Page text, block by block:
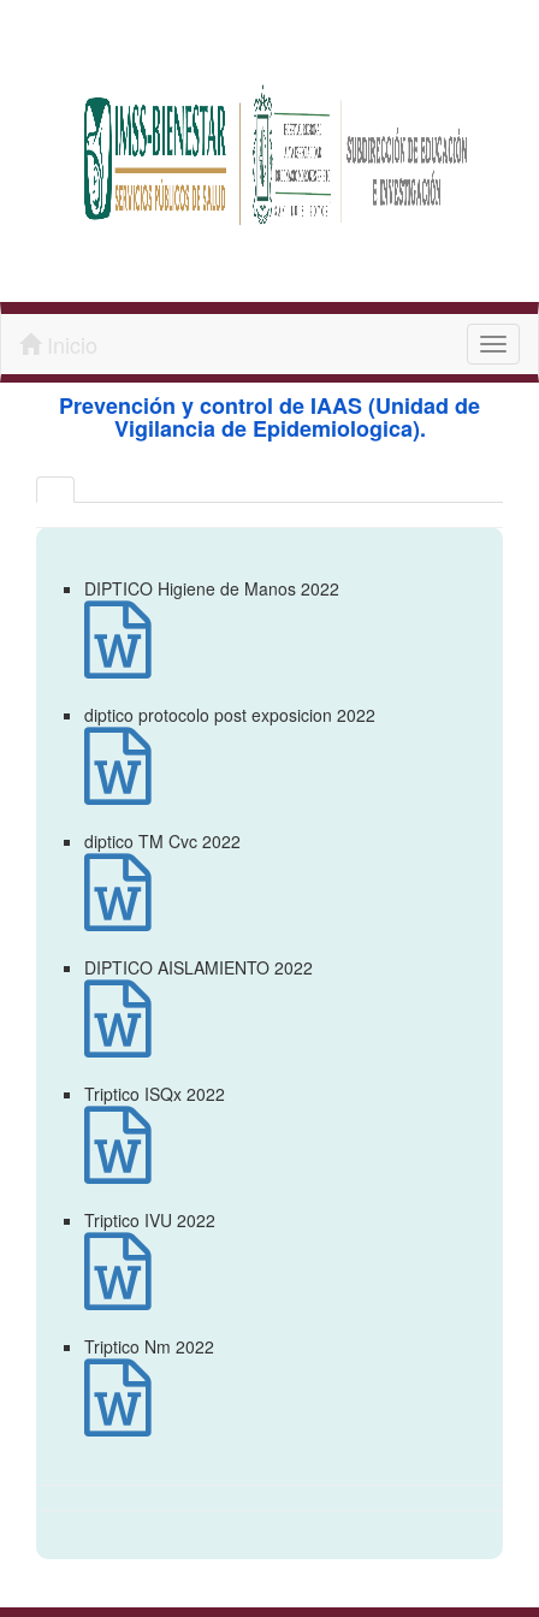
Inicio
Prevención y control de IAAS (Unidad de
Vigilancia de Epidemiologica).
DIPTICO Higiene de Manos 2022

diptico protocolo post exposicion 2022

diptico TM Cvc 2022

DIPTICO AISLAMIENTO 2022

Triptico ISQx 2022

Triptico IVU 2022

Triptico Nm 2022
